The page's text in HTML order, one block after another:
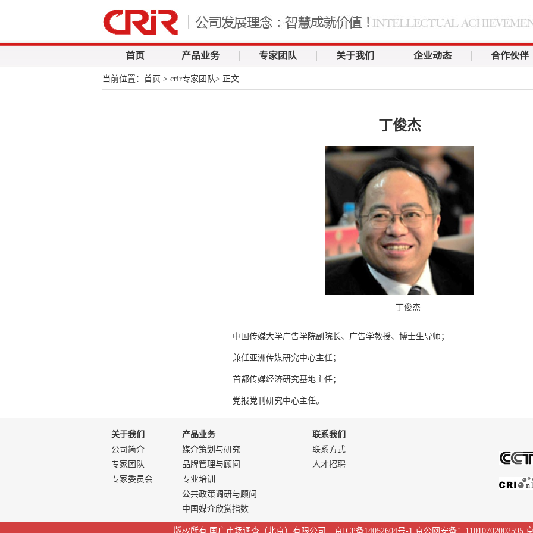
首页 产品业务 专家团队 关于我们 企业动态 合作伙伴
当前位置： 首页 > crir专家团队> 正文
丁俊杰
丁俊杰
关于我们
公司简介
专家团队
专家委员会
产品业务
媒介策划与研究
品牌管理与顾问
专业培训
公共政策调研与顾问
中国媒介欣赏指数
联系我们
联系方式
人才招聘
版权所有 国广市场调查（北京）有限公司 京ICP备14052604号-1 京公网安备：11010702002595